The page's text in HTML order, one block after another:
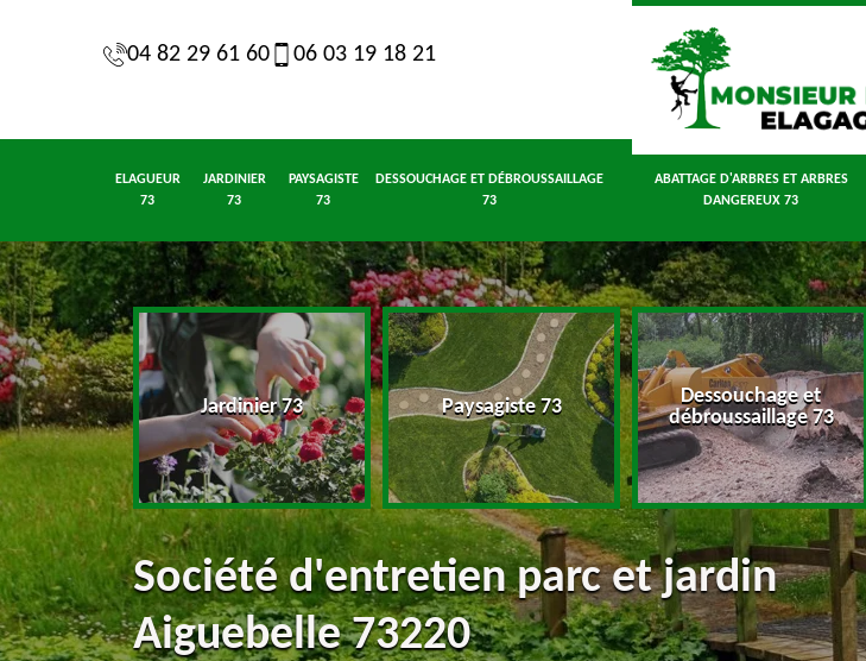
04 82 29 61 60 06 03 19 18 21
ELAGUEUR
73
JARDINIER
73
PAYSAGISTE
73
DESSOUCHAGE ET DÉBROUSSAILLAGE
73
ABATTAGE D'ARBRES ET ARBRES
DANGEREUX 73
73 Jardinier 73 Paysagiste 73
Dessouchage et
débroussaillage 73
Société d'entretien parc et jardin
Aiguebelle 73220